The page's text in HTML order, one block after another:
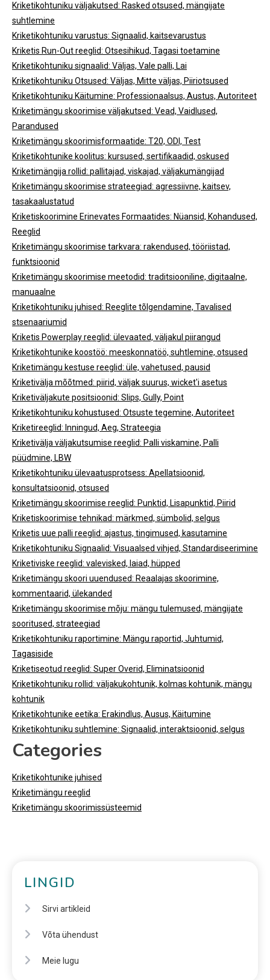
Kriketikohtuniku väljakutsed: Rasked otsused, mängijate
suhtlemine
Kriketikohtuniku varustus: Signaalid, kaitsevarustus
Kriketis Run-Out reeglid: Otsesihikud, Tagasi toetamine
Kriketikohtuniku signaalid: Väljas, Vale palli, Lai
Kriketikohtuniku Otsused: Väljas, Mitte väljas, Piiriotsused
Kriketikohtuniku Käitumine: Professionaalsus, Austus, Autoriteet
Kriketimängu skoorimise väljakutsed: Vead, Vaidlused,
Parandused
Kriketimängu skoorimisformaatide: T20, ODI, Test
Kriketikohtunike koolitus: kursused, sertifikaadid, oskused
Kriketimängija rollid: pallitajad, viskajad, väljakumängijad
Kriketimängu skoorimise strateegiad: agressiivne, kaitsev,
tasakaalustatud
Kriketiskoorimine Erinevates Formaatides: Nüansid, Kohandused,
Reeglid
Kriketimängu skoorimise tarkvara: rakendused, tööriistad,
funktsioonid
Kriketimängu skoorimise meetodid: traditsiooniline, digitaalne,
manuaalne
Kriketikohtuniku juhised: Reeglite tõlgendamine, Tavalised
stsenaariumid
Kriketis Powerplay reeglid: ülevaated, väljakul piirangud
Kriketikohtunike koostöö: meeskonnatöö, suhtlemine, otsused
Kriketimängu kestuse reeglid: üle, vahetused, pausid
Kriketivälja mõõtmed: piirid, väljak suurus, wicket'i asetus
Kriketiväljakute positsioonid: Slips, Gully, Point
Kriketikohtuniku kohustused: Otsuste tegemine, Autoriteet
Kriketireeglid: Inningud, Aeg, Strateegia
Kriketivälja väljakutsumise reeglid: Palli viskamine, Palli
püüdmine, LBW
Kriketikohtuniku ülevaatusprotsess: Apellatsioonid,
konsultatsioonid, otsused
Kriketimängu skoorimise reeglid: Punktid, Lisapunktid, Piirid
Kriketiskoorimise tehnikad: märkmed, sümbolid, selgus
Kriketis uue palli reeglid: ajastus, tingimused, kasutamine
Kriketikohtuniku Signaalid: Visuaalsed vihjed, Standardiseerimine
Kriketiviske reeglid: valevisked, laiad, hüpped
Kriketimängu skoori uuendused: Reaalajas skoorimine,
kommentaarid, ülekanded
Kriketimängu skoorimise mõju: mängu tulemused, mängijate
sooritused, strateegiad
Kriketikohtuniku raportimine: Mängu raportid, Juhtumid,
Tagasiside
Kriketiseotud reeglid: Super Overid, Eliminatsioonid
Kriketikohtuniku rollid: väljakukohtunik, kolmas kohtunik, mängu
kohtunik
Kriketikohtunike eetika: Erakindlus, Ausus, Käitumine
Kriketikohtuniku suhtlemine: Signaalid, interaktsioonid, selgus
Categories
Kriketikohtunike juhised
Kriketimängu reeglid
Kriketimängu skoorimissüsteemid
LINGID
Sirvi artikleid
Võta ühendust
Meie lugu